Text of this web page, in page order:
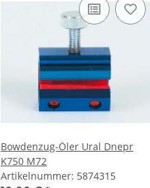
Bowdenzug-Öler Ural Dnepr
K750 M72
Artikelnummer: 5874315